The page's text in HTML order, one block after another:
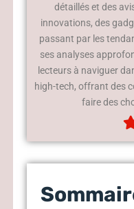
détaillés et des
innovations, des
passant par les
ses analyses
lecteurs à naviguer
high-tech, offrant des
faire des